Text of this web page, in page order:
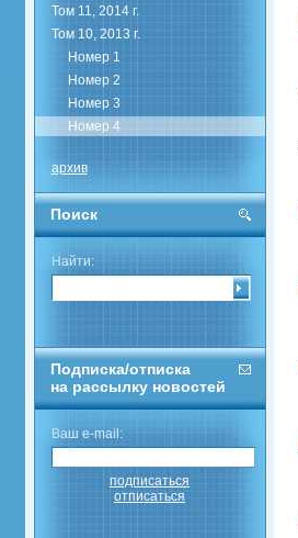
Том 11, 2014 г.
Том 10, 2013 г.
Номер 1
Номер 2
Номер 3
Номер 4
архив
Поиск
Найти:
Подписка/отписка
на рассылку новостей
Ваш e-mail:
подписаться
отписаться